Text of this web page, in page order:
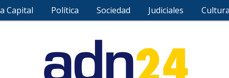
Capital Política Sociedad Judiciales Cultura